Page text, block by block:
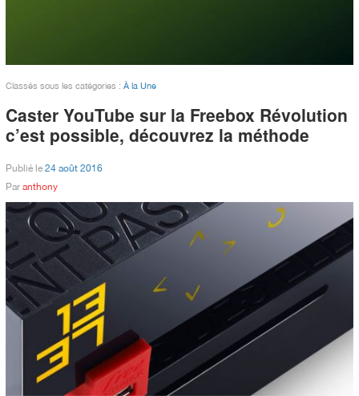
Classés sous les catégories : À la Une
Caster YouTube sur la Freebox Révolution
c’est possible, découvrez la méthode
Publié le 24 août 2016
Par anthony